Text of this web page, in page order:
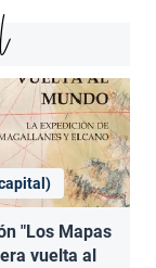
"Los Mapas
vuelta al